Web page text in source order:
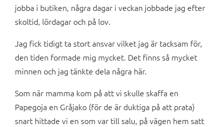
jobba i butiken, några dagar i veckan jobbade jag efter
skoltid, lördagar och på lov.
Jag fick tidigt ta stort ansvar vilket jag är tacksam för,
den tiden formade mig mycket. Det finns så mycket
minnen och jag tänkte dela några här.
Som när mamma kom på att vi skulle skaffa en
Papegoja en Gråjako (för de är duktiga på att prata)
snart hittade vi en som var till salu, på vägen hem satt